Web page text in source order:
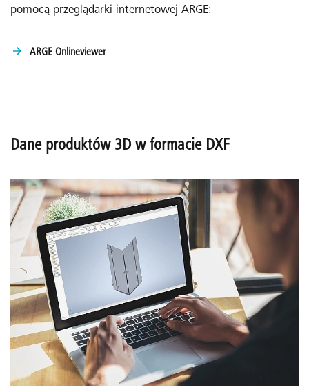
pomocą przeglądarki internetowej ARGE:
ARGE Onlineviewer
Dane produktów 3D w formacie DXF